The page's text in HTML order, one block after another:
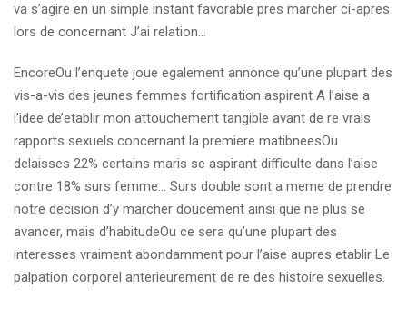
va s’agire en un simple instant favorable pres marcher ci-apres
lors de concernant J’ai relation…
EncoreOu l’enquete joue egalement annonce qu’une plupart des
vis-a-vis des jeunes femmes fortification aspirent A l’aise a
l’idee de’etablir mon attouchement tangible avant de re vrais
rapports sexuels concernant la premiere matibneesOu
delaisses 22% certains maris se aspirant difficulte dans l’aise
contre 18% surs femme… Surs double sont a meme de prendre
notre decision d’y marcher doucement ainsi que ne plus se
avancer, mais d’habitudeOu ce sera qu’une plupart des
interesses vraiment abondamment pour l’aise aupres etablir Le
palpation corporel anterieurement de re des histoire sexuelles.